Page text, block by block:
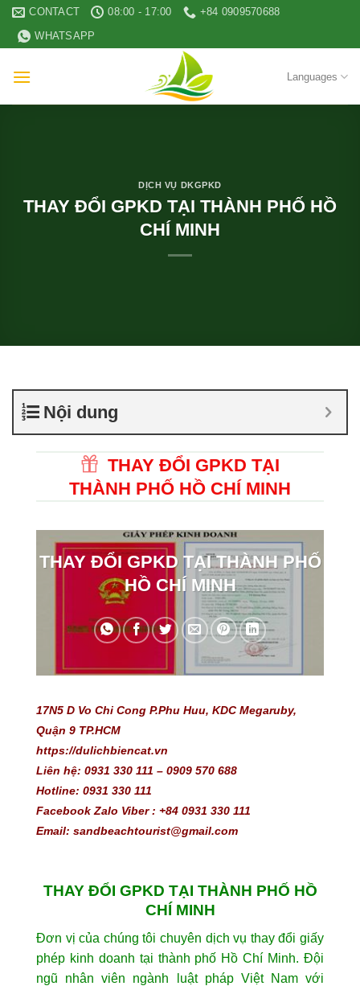
Skip
content
CONTACT 08:00 - 17:00
+84 0909570688
WHATSAPP
Languages
DỊCH VỤ DKGPKD
THAY ĐỔI GPKD TẠI THÀNH PHỐ HỒ
CHÍ MINH
Nội dung
THAY ĐỔI GPKD TẠI
THÀNH PHỐ HỒ CHÍ MINH
THAY ĐỔI GPKD TẠI THÀNH PHỐ
HỒ CHÍ MINH
17N5 D Vo Chi Cong P.Phu Huu, KDC Megaruby,
Quận 9 TP.HCM
https://dulichbiencat.vn
Liên hệ: 0931 330 111 – 0909 570 688
Hotline: 0931 330 111
Facebook Zalo Viber : +84 0931 330 111
Email: sandbeachtourist@gmail.com
THAY ĐỔI GPKD TẠI THÀNH PHỐ HỒ
CHÍ MINH
Đơn vị của chúng tôi chuyên dịch vụ thay đổi giấy
phép kinh doanh tại thành phố Hồ Chí Minh. Đội
ngũ nhân viên ngành luật pháp Việt Nam với